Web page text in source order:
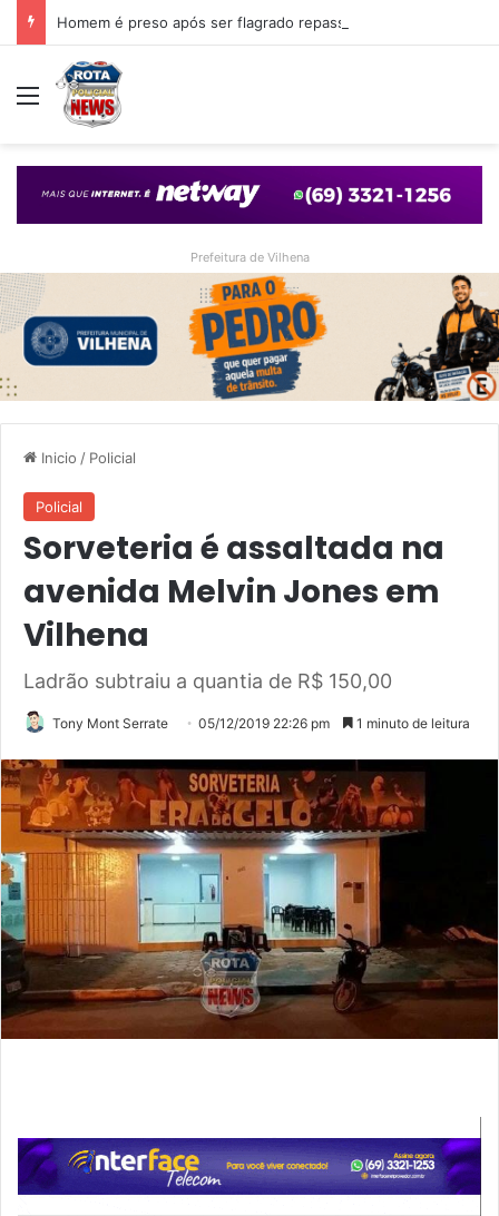
Menu
Prefeitura de Vilhena
Inicio / Policial
Policial
Sorveteria é assaltada na
avenida Melvin Jones em
Vilhena
Ladrão subtraiu a quantia de R$ 150,00
Tony Mont Serrate 05/12/2019 22:26 pm 1 minuto de leitura